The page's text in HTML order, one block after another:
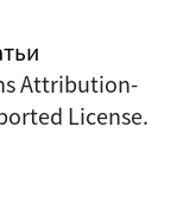
Attribution-
License.